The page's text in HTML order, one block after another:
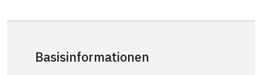
Basisinformationen